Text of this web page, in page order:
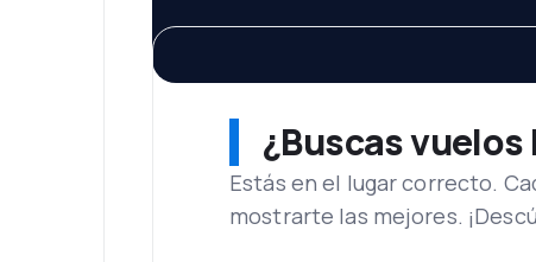
¿Buscas
Estás en el lugar correcto.
mostrarte las mejores.